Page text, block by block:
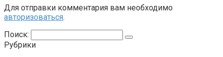
Для отправки комментария вам необходимо
авторизоваться.
Поиск:
Рубрики